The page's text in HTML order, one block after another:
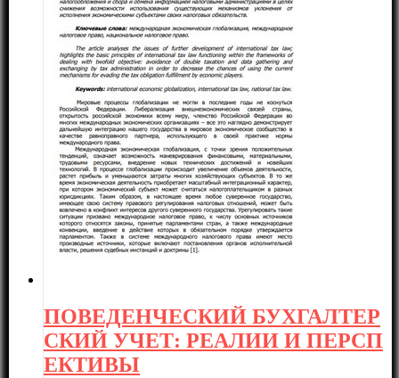
ПОВЕДЕНЧЕСКИЙ БУХГАЛТЕР
СКИЙ УЧЕТ: РЕАЛИИ И ПЕРСП
ЕКТИВЫ